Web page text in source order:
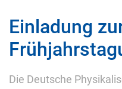
Einladung
Die Deutsche